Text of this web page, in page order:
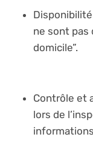
ne sont pas
domicile”.
Contrôle et
lors de